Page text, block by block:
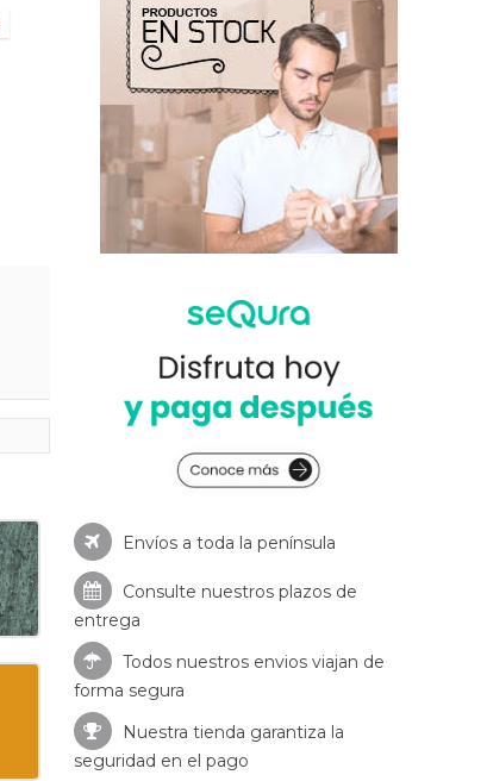
Envíos a toda la península
Consulte nuestros plazos de
entrega
Todos nuestros envios viajan de
forma segura
Nuestra tienda garantiza la
seguridad en el pago